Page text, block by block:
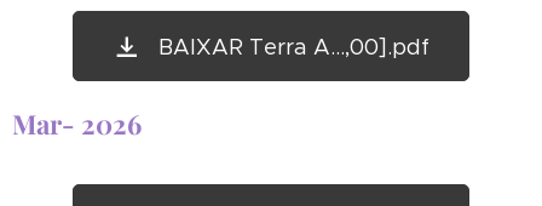
BAIXAR Terra A...,00].pdf
Mar- 2026